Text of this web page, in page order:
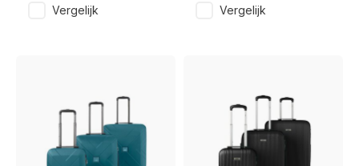
Vergelijk Vergelijk